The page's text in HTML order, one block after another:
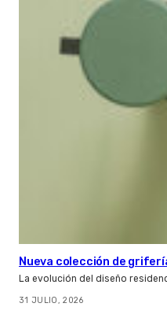
Nueva colección de
La evolución del diseño
31 JULIO, 2026